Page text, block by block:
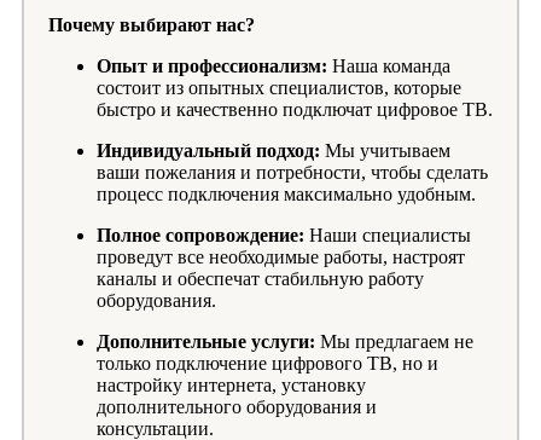
Почему выбирают нас?
Опыт и профессионализм: Наша команда
состоит из опытных специалистов, которые
быстро и качественно подключат цифровое ТВ.
Индивидуальный подход: Мы учитываем
ваши пожелания и потребности, чтобы сделать
процесс подключения максимально удобным.
Полное сопровождение: Наши специалисты
проведут все необходимые работы, настроят
каналы и обеспечат стабильную работу
оборудования.
Дополнительные услуги: Мы предлагаем не
только подключение цифрового ТВ, но и
настройку интернета, установку
дополнительного оборудования и
консультации.